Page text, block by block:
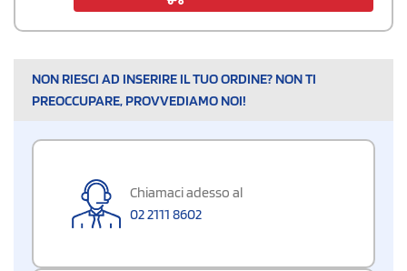
NON RIESCI AD INSERIRE IL TUO ORDINE? NON TI
PREOCCUPARE, PROVVEDIAMO NOI!
Chiamaci adesso al
02 2111 8602